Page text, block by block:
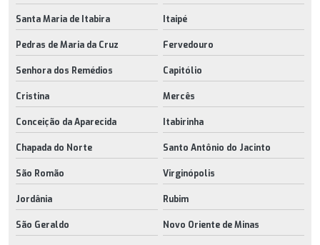
Santa Maria de Itabira Itaipé
Pedras de Maria da Cruz Fervedouro
Senhora dos Remédios Capitólio
Cristina Mercês
Conceição da Aparecida Itabirinha
Chapada do Norte Santo Antônio do Jacinto
São Romão Virginópolis
Jordânia Rubim
São Geraldo Novo Oriente de Minas